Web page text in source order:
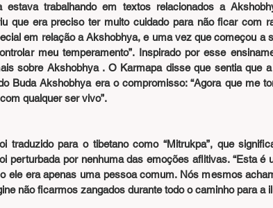
estava trabalhando em textos relacionados a
que era preciso ter muito cuidado para não ficar com
em relação a Akshobhya, e uma vez que começou a
meu temperamento”. Inspirado por esse
sobre Akshobhya . O Karmapa disse que sentia que
Buda Akshobhya era o compromisso: “Agora que me
qualquer ser vivo”.
traduzido para o tibetano como “Mitrukpa”, que
perturbada por nenhuma das emoções aflitivas. “Esta é
ele era apenas uma pessoa comum. Nós mesmos
não ficarmos zangados durante todo o caminho para a